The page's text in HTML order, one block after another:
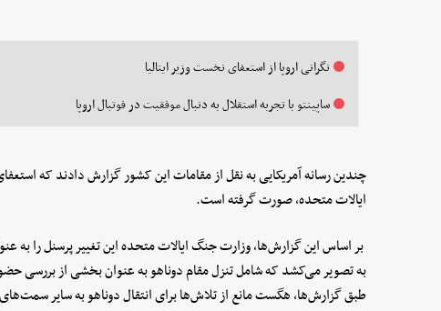
نگرانی اروپا از استعفای نخست وزیر ایتالیا
ساپینتو با تجربه استقلال به دنبال موفقیت در فوتبال اروپا
چندین رسانه آمریکایی به نقل از مقامات این کشور گزارش دادند که
ایالات متحده، صورت گرفته است.
بر اساس این گزارش‌ها، وزارت جنگ ایالات متحده این تغییر پرسنل را
به تصویر می‌کشد که شامل تنزل مقام دوناهو به عنوان بخشی از بررسی
طبق گزارش‌ها، هگست مانع از تلاش‌ها برای انتقال دوناهو به سایر